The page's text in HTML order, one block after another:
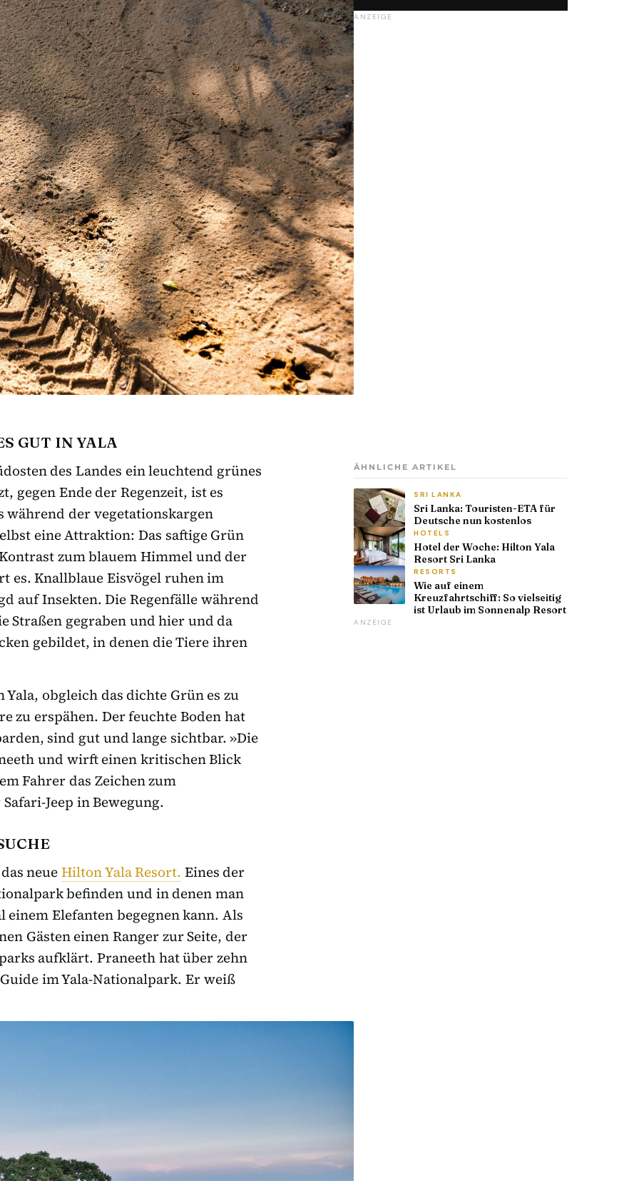
GUT IN YALA
des Landes ein leuchtend grünes
gegen Ende der Regenzeit, ist es
der vegetationskargen
eine Attraktion: Das saftige Grün
zum blauem Himmel und der
es. Knallblaue Eisvögel ruhen im
auf Insekten. Die Regenfälle während
Straßen gegraben und hier und da
gebildet, in denen die Tiere ihren
obgleich das dichte Grün es zu
zu erspähen. Der feuchte Boden hat
sind gut und lange sichtbar. »Die
und wirft einen kritischen Blick
Fahrer das Zeichen zum
Jeep in Bewegung.
neueHilton Yala Resort. Eines der
befinden und in denen man
Elefanten begegnen kann. Als
Gästen einen Ranger zur Seite, der
aufklärt. Praneeth hat über zehn
im Yala-Nationalpark. Er weiß
ANZEIGE
ÄHNLICHE ARTIKEL
SRI LANKA
Sri Lanka: Touristen-ETA für
Deutsche nun kostenlos
HOTELS
Hotel der Woche: Hilton Yala
Resort Sri Lanka
RESORTS
Wie auf einem
Kreuzfahrtschiff: So vielseitig
ist Urlaub im Sonnenalp Resort
ANZEIGE